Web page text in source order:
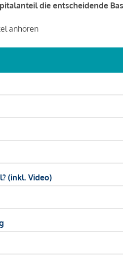
die entscheidende
anhören
(inkl. Video)